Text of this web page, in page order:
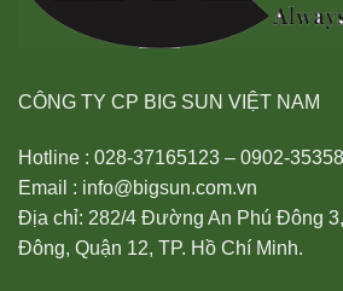
CÔNG TY CP BIG SUN VIỆT NAM
Hotline : 028-37165123 – 0902-
Email : info@bigsun.com.vn
Địa chỉ: 282/4 Đường An Phú Đông
Đông, Quận 12, TP. Hồ Chí Minh.